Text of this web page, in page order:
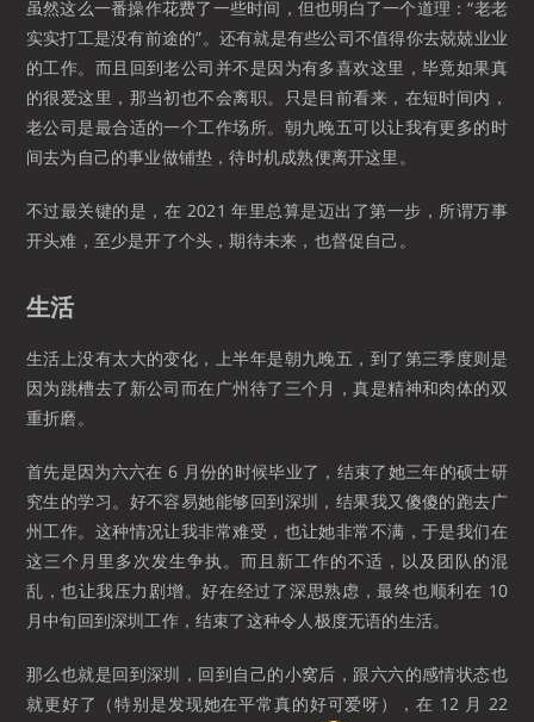
虽然这么一番操作花费了一些时间，但也明白了一个道理：“老老
实实打工是没有前途的”。还有就是有些公司不值得你去兢兢业业
的工作。而且回到老公司并不是因为有多喜欢这里，毕竟如果真
的很爱这里，那当初也不会离职。只是目前看来，在短时间内，
老公司是最合适的一个工作场所。朝九晚五可以让我有更多的时
间去为自己的事业做铺垫，待时机成熟便离开这里。
不过最关键的是，在 2021 年里总算是迈出了第一步，所谓万事
开头难，至少是开了个头，期待未来，也督促自己。
生活
生活上没有太大的变化，上半年是朝九晚五，到了第三季度则是
因为跳槽去了新公司而在广州待了三个月，真是精神和肉体的双
重折磨。
首先是因为六六在 6 月份的时候毕业了，结束了她三年的硕士研
究生的学习。好不容易她能够回到深圳，结果我又傻傻的跑去广
州工作。这种情况让我非常难受，也让她非常不满，于是我们在
这三个月里多次发生争执。而且新工作的不适，以及团队的混
乱，也让我压力剧增。好在经过了深思熟虑，最终也顺利在 10
月中旬回到深圳工作，结束了这种令人极度无语的生活。
那么也就是回到深圳，回到自己的小窝后，跟六六的感情状态也
就更好了（特别是发现她在平常真的好可爱呀），在 12 月 22